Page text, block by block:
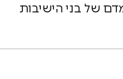
של בני הישיבות